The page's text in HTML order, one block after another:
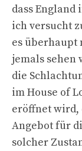
dass
ich versucht
es überhaupt
jemals sehen
die
im House of
eröffnet wird,
Angebot für
solcher